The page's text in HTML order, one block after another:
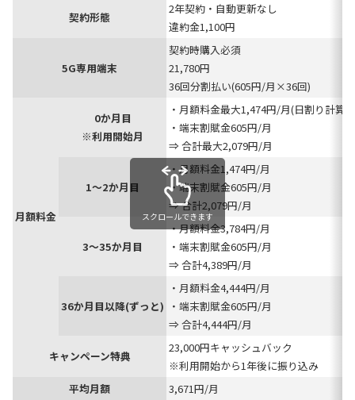
契約形態
2年契約・自動更新なし
違約金1,100円
5G専用端末
契約時購入必須
21,780円
36回分割払い(605円/月×36回)
月額料金
0か月目
※利用開始月
・月額料金最大1,474円/月(日割り計算)
・端末割賦金605円/月
⇒ 合計最大2,079円/月
1～2か月目
・月額料金1,474円/月
・端末割賦金605円/月
⇒ 合計2,079円/月
3～35か月目
・月額料金3,784円/月
・端末割賦金605円/月
⇒ 合計4,389円/月
36か月目以降(ずっと)
・月額料金4,444円/月
・端末割賦金605円/月
⇒ 合計4,444円/月
キャンペーン特典
23,000円キャッシュバック
※利用開始から1年後に振り込み
平均月額
3,671円/月
スクロールできます